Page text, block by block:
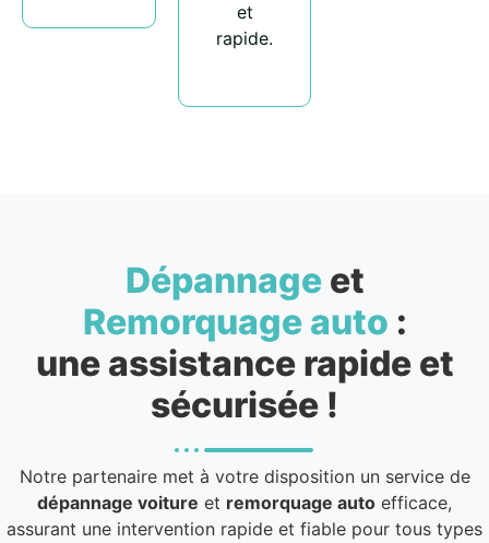
et
rapide.
Dépannageet
Remorquage auto :
une assistance rapide et
sécurisée !
Notre partenaire met à votre disposition un service de
dépannage voiture et remorquage auto efficace,
assurant une intervention rapide et fiable pour tous types